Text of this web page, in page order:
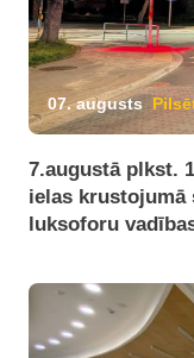
07. augusts
7.augustā plkst.
ielas krustojumā
luksoforu